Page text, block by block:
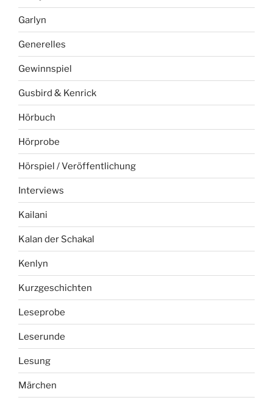
Garlyn
Generelles
Gewinnspiel
Gusbird & Kenrick
Hörbuch
Hörprobe
Hörspiel / Veröffentlichung
Interviews
Kailani
Kalan der Schakal
Kenlyn
Kurzgeschichten
Leseprobe
Leserunde
Lesung
Märchen